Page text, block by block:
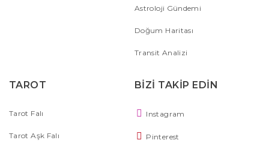
Astroloji Gündemi
Doğum Haritası
Transit Analizi
TAROT
Tarot Falı
Tarot Aşk Falı
BİZİ TAKİP EDİN
Instagram
Pinterest